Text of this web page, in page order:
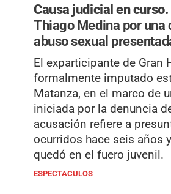
Causa judicial en curso.
Thiago Medina por una
abuso sexual
El exparticipante de Gran
formalmente imputado
Matanza, en el marco de
iniciada por la denuncia
acusación refiere a
ocurridos hace seis años
quedó en el fuero juvenil.
ESPECTACULOS